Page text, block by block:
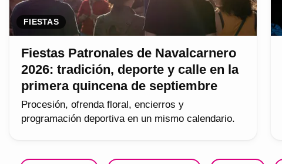
FIESTAS
Fiestas Patronales de Navalcarnero
2026: tradición, deporte y calle en la
primera quincena de septiembre
Procesión, ofrenda floral, encierros y
programación deportiva en un mismo calendario.